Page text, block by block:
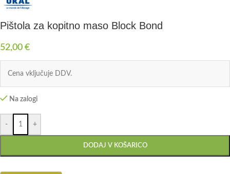
Pištola za kopitno maso Block Bond
52,00 €
Cena vključuje DDV.
Na zalogi
- +
DODAJ V KOŠARICO